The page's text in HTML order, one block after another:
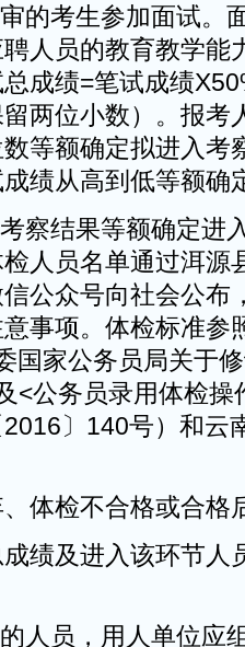
的考生参加面试。
人员的教育教学能
成绩=笔试成绩
留两位小数）。报
等额确定拟进入考
绩从高到低等额确
察结果等额确定进
人员名单通过洱源
公众号向社会公布
事项。体检标准参
国家公务员局关于
<公务员录用体检操
〕140号）和云
体检不合格或合格
绩及进入该环节人
人员，用人单位应